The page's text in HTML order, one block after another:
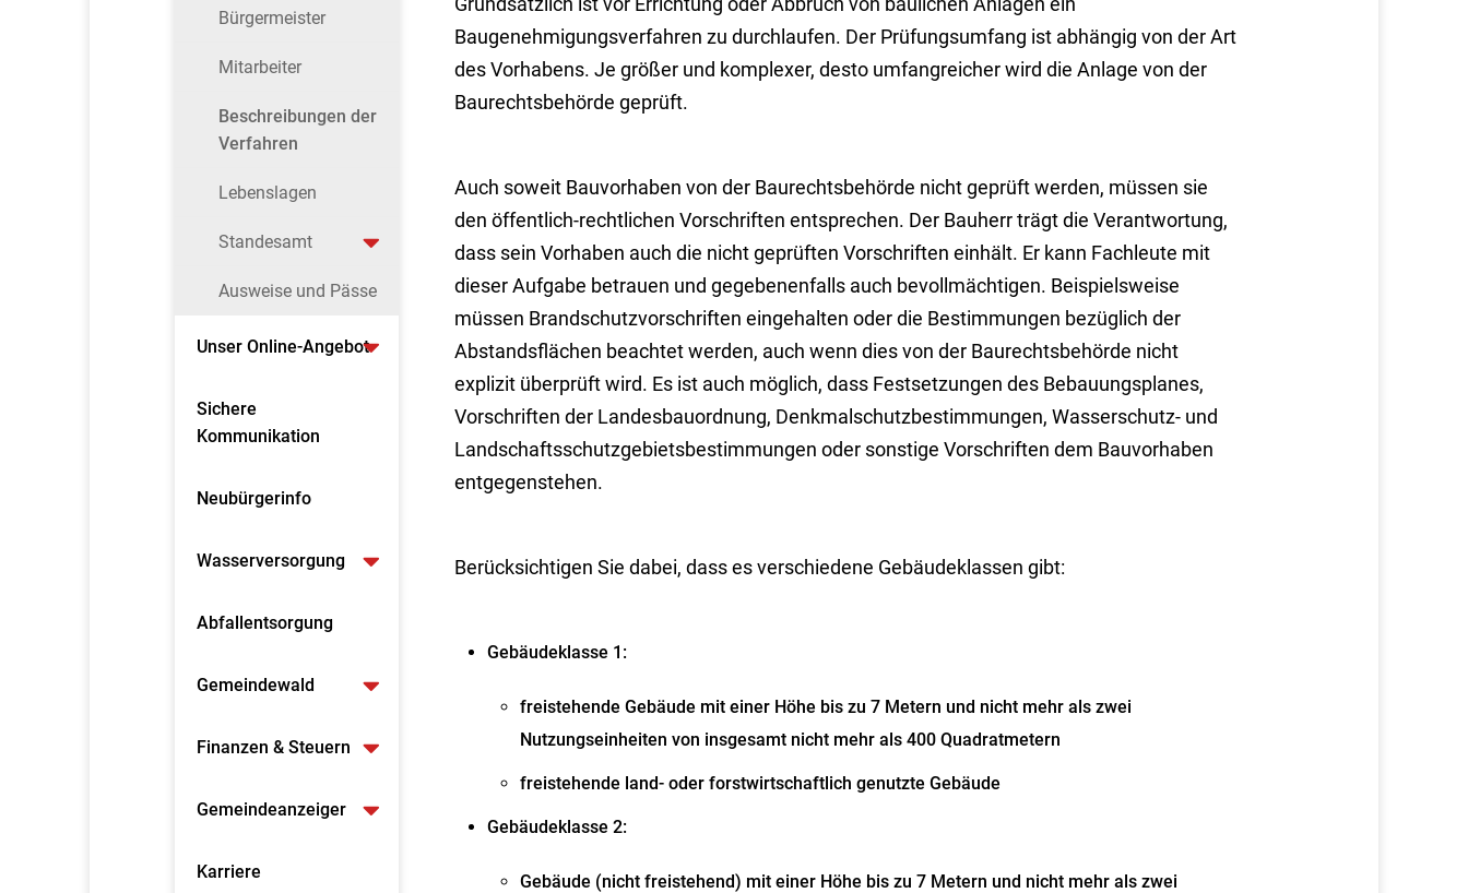
Bürgermeister
Mitarbeiter
Beschreibungen der
Verfahren
Lebenslagen
Standesamt
Ausweise und Pässe
Unser Online-Angebot
Sichere
Kommunikation
Neubürgerinfo
Wasserversorgung
Abfallentsorgung
Gemeindewald
Finanzen & Steuern
Gemeindeanzeiger
Karriere
Baugenehmigungsverfahren zu durchlaufen. Der Prüfungsumfang ist abhängig von der Art
des Vorhabens. Je größer und komplexer, desto umfangreicher wird die Anlage von der
Baurechtsbehörde geprüft.
Auch soweit Bauvorhaben von der Baurechtsbehörde nicht geprüft werden, müssen sie
den öffentlich-rechtlichen Vorschriften entsprechen. Der Bauherr trägt die Verantwortung,
dass sein Vorhaben auch die nicht geprüften Vorschriften einhält. Er kann Fachleute mit
dieser Aufgabe betrauen und gegebenenfalls auch bevollmächtigen. Beispielsweise
müssen Brandschutzvorschriften eingehalten oder die Bestimmungen bezüglich der
Abstandsflächen beachtet werden, auch wenn dies von der Baurechtsbehörde nicht
explizit überprüft wird. Es ist auch möglich, dass Festsetzungen des Bebauungsplanes,
Vorschriften der Landesbauordnung, Denkmalschutzbestimmungen, Wasserschutz- und
Landschaftsschutzgebietsbestimmungen oder sonstige Vorschriften dem Bauvorhaben
entgegenstehen.
Berücksichtigen Sie dabei, dass es verschiedene Gebäudeklassen gibt:
Gebäudeklasse 1:
freistehende Gebäude mit einer Höhe bis zu 7 Metern und nicht mehr als zwei
Nutzungseinheiten von insgesamt nicht mehr als 400 Quadratmetern
freistehende land- oder forstwirtschaftlich genutzte Gebäude
Gebäudeklasse 2:
Gebäude (nicht freistehend) mit einer Höhe bis zu 7 Metern und nicht mehr als zwei